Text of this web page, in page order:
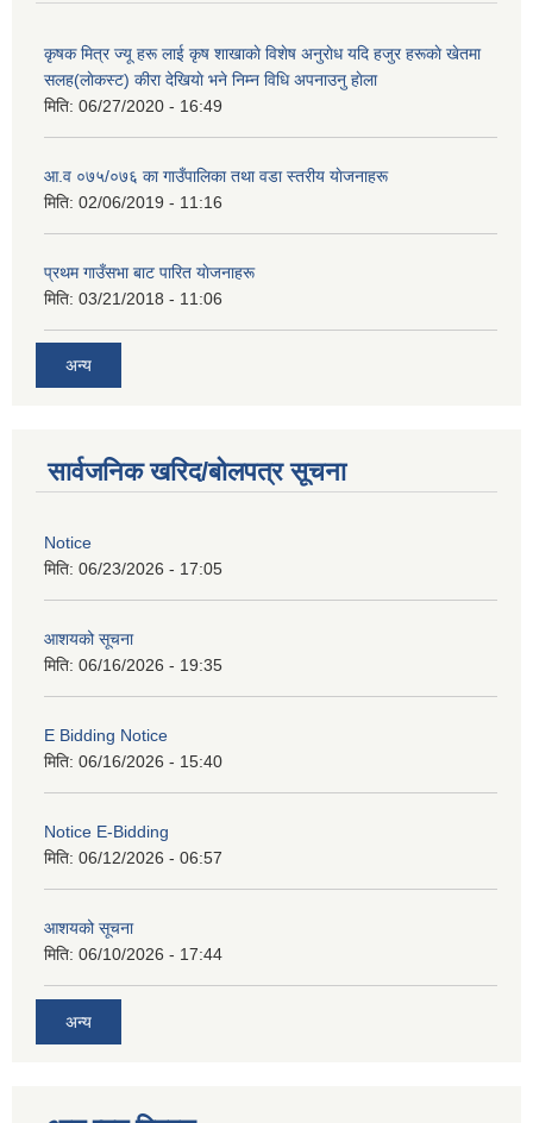
कृषक मित्र ज्यू हरू लाई कृष शाखाकाे विशेष अनुराेध यदि हजुर हरूकाे खेतमा
सलह(लाेकस्ट) कीरा देखियाे भने निम्न विधि अपनाउनु हाेला
मिति: 06/27/2020 - 16:49
आ‍.व ०७५/०७६ का गाउँपालिका तथा वडा स्तरीय याेजनाहरू
मिति: 02/06/2019 - 11:16
प्रथम गाउँसभा बाट पारित याेजनाहरू
मिति: 03/21/2018 - 11:06
अन्य
सार्वजनिक खरिद/बोलपत्र सूचना
Notice
मिति: 06/23/2026 - 17:05
आशयको सूचना
मिति: 06/16/2026 - 19:35
E Bidding Notice
मिति: 06/16/2026 - 15:40
Notice E-Bidding
मिति: 06/12/2026 - 06:57
आशयको सूचना
मिति: 06/10/2026 - 17:44
अन्य